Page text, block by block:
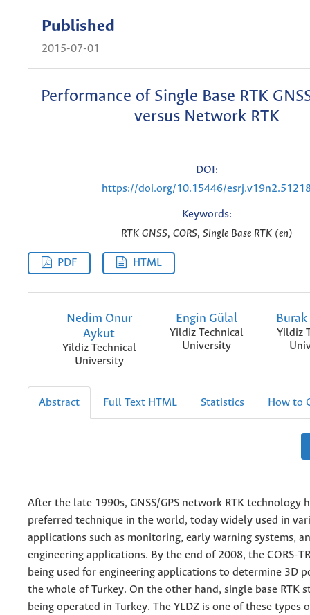
Published
2015-07-01
Performance of Single Base RTK
versus Network RTK
DOI:
https://doi.org/10.15446/
Keywords:
RTK GNSS, CORS, Single Base RTK (en)
PDF HTML
Nedim Onur
Aykut
Yildiz Technical
University
Engin Gülal
Yildiz Technical
University
Yildiz
Abstract Full Text HTML Statistics How to
After the late 1990s, GNSS/GPS network RTK technology
preferred technique in the world, today widely used in
applications such as monitoring, early warning systems,
engineering applications. By the end of 2008, the CORS-
being used for engineering applications to determine 3D
the whole of Turkey. On the other hand, single base RTK
being operated in Turkey. The YLDZ is one of these types